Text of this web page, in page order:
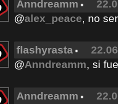
Anndreamm
@alex_peace, no
flashyrasta
@Anndreamm, si
Anndreamm